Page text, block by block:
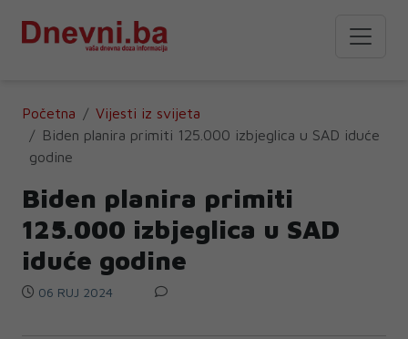
Početna
Vijesti iz svijeta
Biden planira primiti 125.000 izbjeglica u SAD iduće
godine
Biden planira primiti
125.000 izbjeglica u SAD
iduće godine
06 RUJ 2024